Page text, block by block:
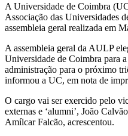
A Universidade de Coimbra
Associação das Universidades
assembleia geral realizada em
A assembleia geral da AULP
Universidade de Coimbra para
administração para o próximo
informou a UC, em nota de
O cargo vai ser exercido pelo
externas e ‘alumni’, João
Amílcar Falcão, acrescentou.